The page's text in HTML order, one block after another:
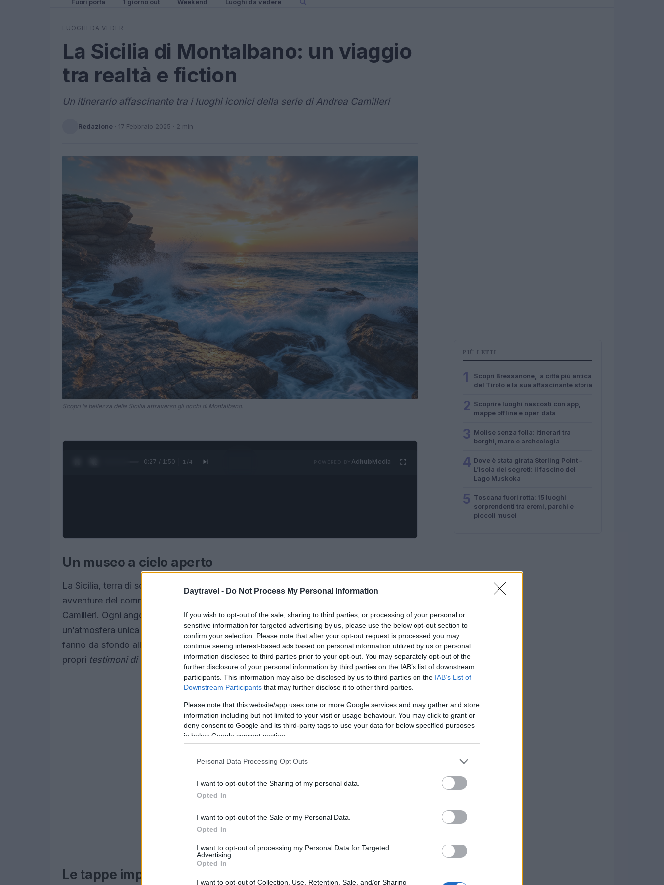
Daytravel - Do Not Process My Personal Information
If you wish to opt-out of the sale, sharing to third parties, or processing of your personal or
sensitive information for targeted advertising by us, please use the below opt-out section to
confirm your selection. Please note that after your opt-out request is processed you may
continue seeing interest-based ads based on personal information utilized by us or personal
information disclosed to third parties prior to your opt-out. You may separately opt-out of the
further disclosure of your personal information by third parties on the IAB’s list of downstream
participants. This information may also be disclosed by us to third parties on the IAB’s List of
Downstream Participants that may further disclose it to other third parties.
Please note that this website/app uses one or more Google services and may gather and store
information including but not limited to your visit or usage behaviour. You may click to grant or
deny consent to Google and its third-party tags to use your data for below specified purposes
in below Google consent section.
Personal Data Processing Opt Outs
I want to opt-out of the Sharing of my personal data.
Opted In
I want to opt-out of the Sale of my Personal Data.
Opted In
I want to opt-out of processing my Personal Data for Targeted
Advertising.
Opted In
I want to opt-out of Collection, Use, Retention, Sale, and/or Sharing
Fuori porta 1 giorno out Weekend Luoghi da vedere
LUOGHI DA VEDERE
La Sicilia di Montalbano: un viaggio
tra realtà e fiction
Un itinerario affascinante tra i luoghi iconici della serie di Andrea Camilleri
Redazione · 17 Febbraio 2025 · 2 min
Scopri la bellezza della Sicilia attraverso gli occhi di Montalbano.
0:28 / 1:50 1 /4 AdhubMedia
Un museo a cielo aperto
La Sicilia, terra di sole e mare, si trasforma in un museo a cielo aperto
grazie alle
avventure del commissario Montalbano, personaggio emblematico creato da Andrea
Camilleri. Ogni angolo dell’isola racconta una storia, ogni vicolo e piazza è intriso di
un’atmosfera unica che ha catturato il cuore di milioni di telespettatori. I luoghi che
fanno da sfondo alle indagini di Montalbano non sono solo scenografie, ma veri e
propri testimoni di una culturaricca e affascinante.
Le tappe imperdibili del viaggio
PIÙ LETTI
1
Scopri Bressanone, la città più antica
del Tirolo e la sua affascinante storia
2 Scoprire luoghi nascosti con app,
mappe offline e open data
3 Molise senza folla: itinerari tra
borghi, mare e archeologia
4 Dove è stata girata Sterling Point –
L’isola dei segreti: il fascino del
Lago Muskoka
5 Toscana fuori rotta: 15 luoghi
sorprendenti tra eremi, parchi e
piccoli musei